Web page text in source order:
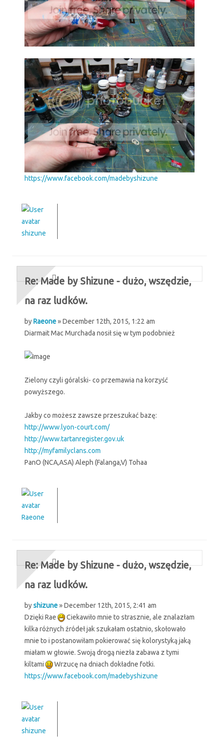
https://www.facebook.com/madebyshizune
shizune
Re: Made by Shizune - dużo, wszędzie,
na raz ludków.
byRaeone» December 12th, 2015, 1:22 am
Diarmait Mac Murchada nosił się w tym podobnież
Zielony czyli góralski- co przemawia na korzyść
powyższego.
Jakby co możesz zawsze przeszukać bazę:
http://www.lyon-court.com/
http://www.tartanregister.gov.uk
http://myfamilyclans.com
PanO (NCA,ASA) Aleph (Falanga,V) Tohaa
Raeone
Re: Made by Shizune - dużo, wszędzie,
na raz ludków.
byshizune» December 12th, 2015, 2:41 am
Dzięki Rae
Ciekawiło mnie to strasznie, ale znalazłam
kilka różnych źródeł jak szukałam ostatnio, skołowało
mnie to i postanowiłam pokierować się kolorystyką jaką
miałam w głowie. Swoją drogą niezła zabawa z tymi
kiltami
Wrzucę na dniach dokładne fotki.
https://www.facebook.com/madebyshizune
shizune